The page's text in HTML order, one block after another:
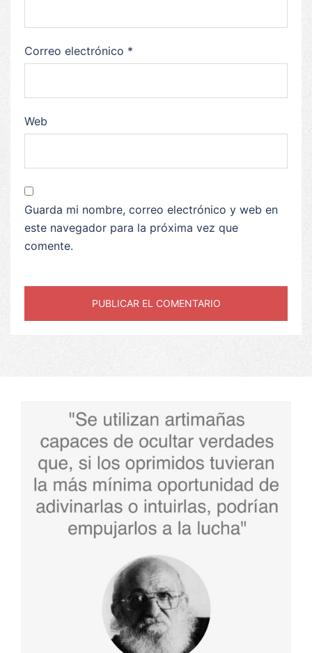
Correo electrónico *
Web
Guarda mi nombre, correo electrónico y web en
este navegador para la próxima vez que
comente.